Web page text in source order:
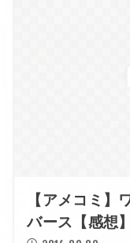
【アメコミ】
バース【感想】